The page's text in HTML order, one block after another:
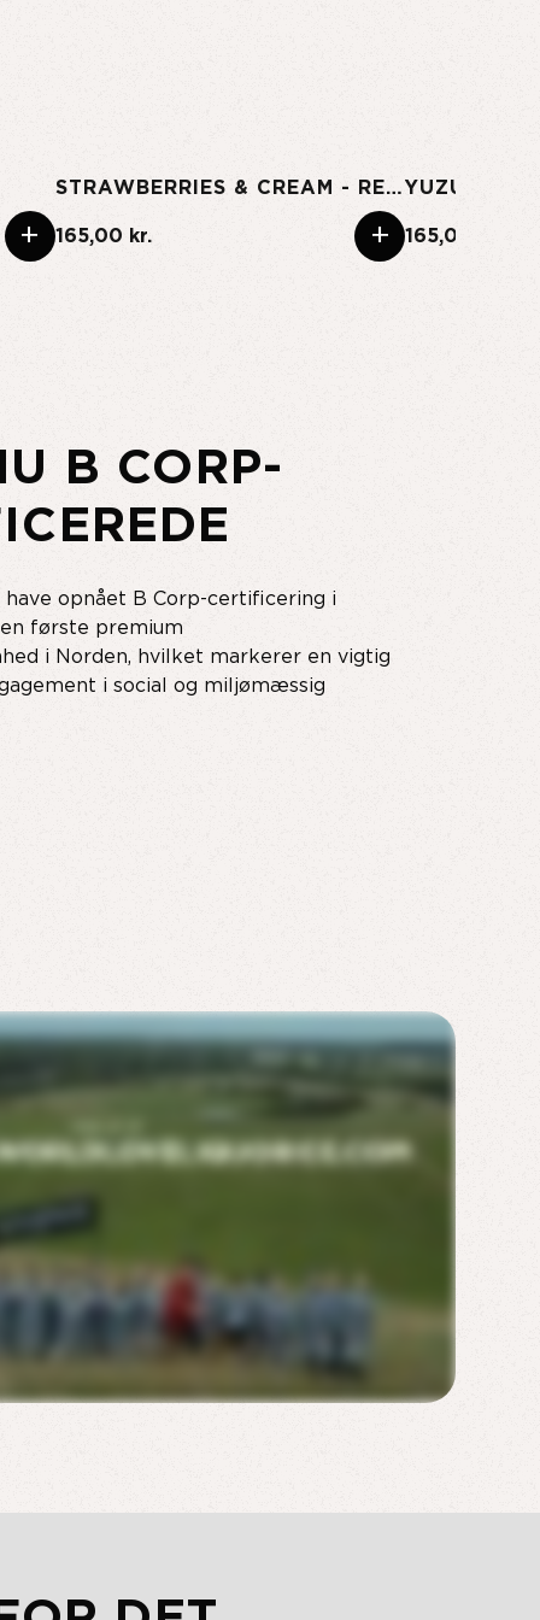
+
STRAWBERRIES & CREAM - REGULAR
165,00 kr. +
YUZU
165,00 kr.
B CORP-
opnået B Corp-certificering i
første premium
i Norden, hvilket markerer en vigtig
i social og miljømæssig